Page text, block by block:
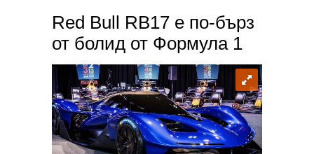
Red Bull RB17 е по-бърз
от болид от Формула 1